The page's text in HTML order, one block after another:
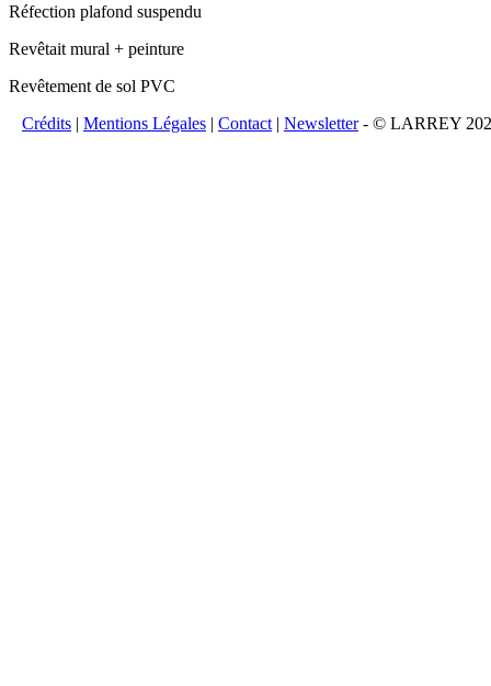
Réfection plafond suspendu
Revêtait mural + peinture
Revêtement de sol PVC
Crédits | Mentions Légales | Contact | Newsletter- © LARREY